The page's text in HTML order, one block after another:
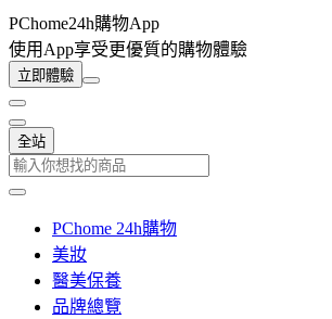
PChome24h購物App
使用App享受更優質的購物體驗
立即體驗
全站
PChome 24h購物
美妝
醫美保養
品牌總覽